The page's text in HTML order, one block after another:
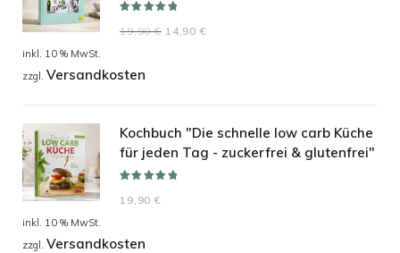
5.00von 5
19,90€ Ursprünglicher
14,90 €
inkl. 10 % MwSt.
zzgl. Versandkosten
Kochbuch "Die schnelle low carb Küche
für jeden Tag - zuckerfrei & glutenfrei"
5.00 von 5
19,90€
inkl. 10 % MwSt.
zzgl. Versandkosten